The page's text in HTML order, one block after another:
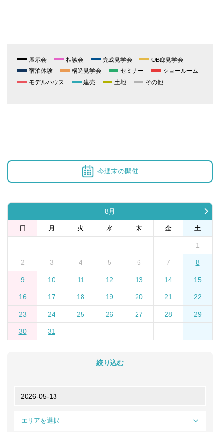
展示会 相談会 完成見学会
OB邸見学会
宿泊体験
構造見学会 セミナー
ショールーム
モデルハウス
建売 土地 その他
今週末の開催
8月
日 月 火 水 木 金 土
1
2 3 4 5 6 7 8
9 10 11 12 13 14 15
16 17 18 19 20 21 22
23 24 25 26 27 28 29
30 31
絞り込む
エリアを選択